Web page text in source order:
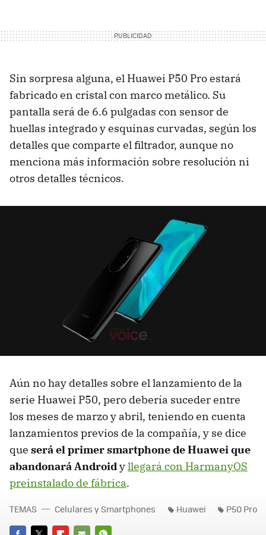
Sin sorpresa alguna, el Huawei P50 Pro estará
fabricado en cristal con marco metálico. Su
pantalla será de 6.6 pulgadas con sensor de
huellas integrado y esquinas curvadas, según los
detalles que comparte el filtrador, aunque no
menciona más información sobre resolución ni
otros detalles técnicos.
Aún no hay detalles sobre el lanzamiento de la
serie Huawei P50, pero debería suceder entre
los meses de marzo y abril, teniendo en cuenta
lanzamientos previos de la compañía, y se dice
que será el primer smartphone de Huawei que
abandonará Androidyllegará con HarmanyOS
preinstalado de fábrica.
TEMAS Celulares y Smartphones Huawei P50 Pro